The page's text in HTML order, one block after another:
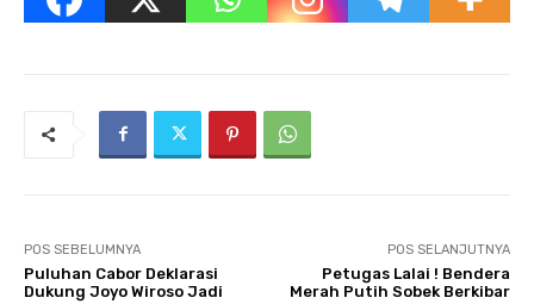
POS SEBELUMNYA
Puluhan Cabor Deklarasi
Dukung Joyo Wiroso Jadi
POS SELANJUTNYA
Petugas Lalai ! Bendera
Merah Putih Sobek Berkibar